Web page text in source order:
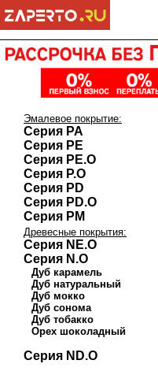
Эмалевое покрытие:
Серия PA
Серия PE
Серия PE.O
Серия P.O
Серия PD
Серия PD.O
Серия PM
Древесные покрытия:
Серия NE.O
Серия N.O
Дуб карамель
Дуб натуральный
Дуб мокко
Дуб сонома
Дуб тобакко
Орех шоколадный
Серия ND.O